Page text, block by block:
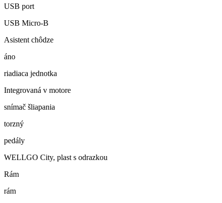
USB port
USB Micro-B
Asistent chôdze
áno
riadiaca jednotka
Integrovaná v motore
snímač šliapania
torzný
pedály
WELLGO City, plast s odrazkou
Rám
rám